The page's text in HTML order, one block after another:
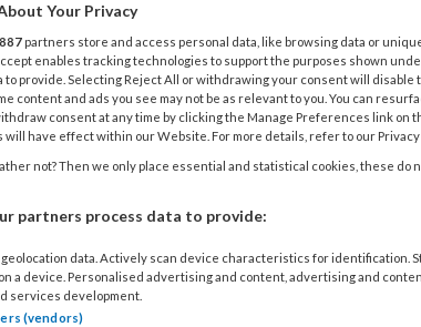
Opslaan Reacties 0 Delen
koord
waarmee wij te maken krijgen in
gaan om een gebrek aan eetlust,
Your Privacy
887 partners store and access personal data, like browsing data or
enables tracking technologies to support the purposes shown
to provide. Selecting Reject All or withdrawing your consent will disable
content and ads you see may not be as relevant to you. You can
consent at any time by clicking the Manage Preferences link on
will have effect within our Website. For more details, refer to our Privacy
not? Then we only place essential and statistical cookies, these do
partners process data to provide:
data. Actively scan device characteristics for identification.
a device. Personalised advertising and content, advertising and
services development.
(vendors)